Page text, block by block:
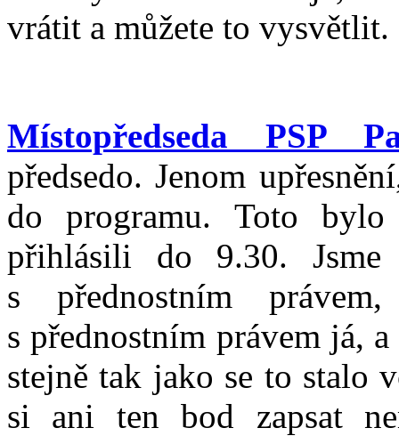
vrátit a můžete to
Místopředseda PSP
předsedo. Jenom
do programu. Toto
přihlásili do 9.30.
s přednostním
s přednostním právem já,
stejně tak jako se to stalo
si ani ten bod zapsat